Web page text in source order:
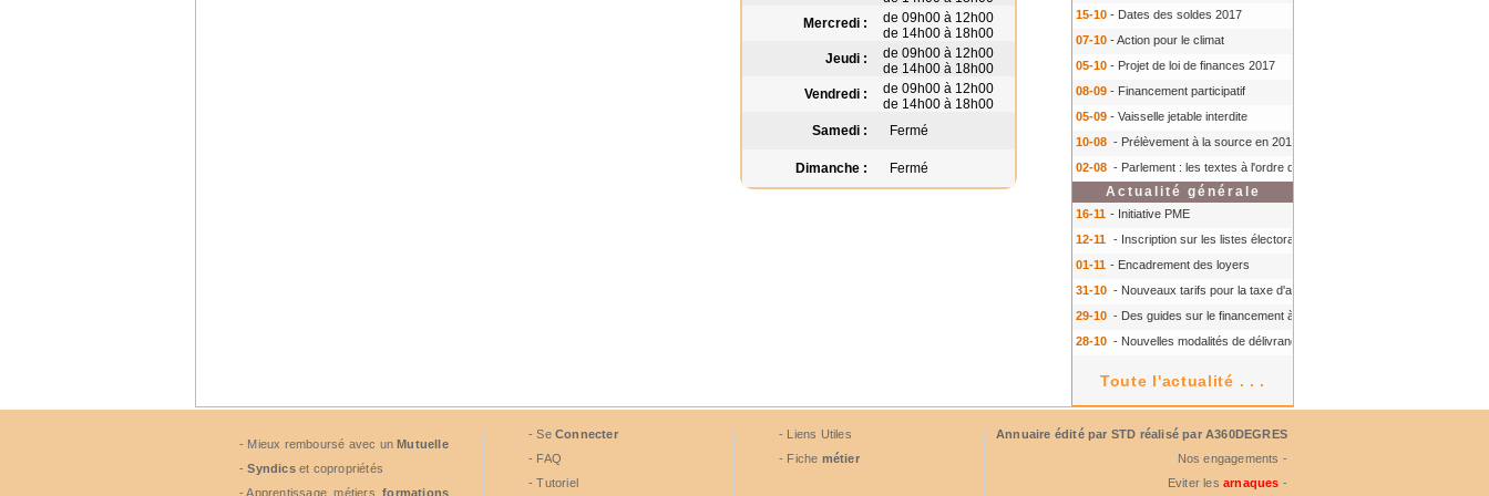
15-10 - Dates des soldes 2017
07-10 - Action pour le climat
05-10 - Projet de loi de finances 2017
08-09 - Financement participatif
05-09 - Vaisselle jetable interdite
10-08 - Prélèvement à la source en 2018
02-08 - Parlement : les textes à l'ordre du jour à l'automne 2016
Actualité générale
16-11 - Initiative PME
12-11 - Inscription sur les listes électorales : comment faire ?
01-11 - Encadrement des loyers
31-10 - Nouveaux tarifs pour la taxe d'aéroport
29-10 - Des guides sur le financement à court terme des TPE
28-10 - Nouvelles modalités de délivrance du Certiphyto
Toute l'actualité . . .
Mercredi :
de 09h00 à 12h00
de 14h00 à 18h00
Jeudi :
de 09h00 à 12h00
de 14h00 à 18h00
Vendredi :
de 09h00 à 12h00
de 14h00 à 18h00
Samedi :
Fermé
Dimanche : Fermé
- Mieux remboursé avec unMutuelle
-Syndicset copropriétés
- Apprentissage, métiers,formations
- Se Connecter
- FAQ
- Tutoriel
- Liens Utiles
- Fiche métier
Annuaire édité par STD réalisé par A360DEGRES
Nos engagements -
Eviter les arnaques -